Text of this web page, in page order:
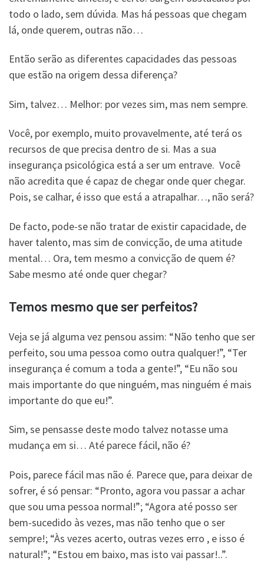
todo o lado, sem dúvida. Mas há pessoas que chegam
lá, onde querem, outras não…
Então serão as diferentes capacidades das pessoas
que estão na origem dessa diferença?
Sim, talvez… Melhor: por vezes sim, mas nem sempre.
Você, por exemplo, muito provavelmente, até terá os
recursos de que precisa dentro de si. Mas a sua
insegurança psicológica está a ser um entrave. Você
não acredita que é capaz de chegar onde quer chegar.
Pois, se calhar, é isso que está a atrapalhar…, não será?
De facto, pode-se não tratar de existir capacidade, de
haver talento, mas sim de convicção, de uma atitude
mental… Ora, tem mesmo a convicção de quem é?
Sabe mesmo até onde quer chegar?
Temos mesmo que ser perfeitos?
Veja se já alguma vez pensou assim: “Não tenho que ser
perfeito, sou uma pessoa como outra qualquer!”, “Ter
insegurança é comum a toda a gente!”, “Eu não sou
mais importante do que ninguém, mas ninguém é mais
importante do que eu!”.
Sim, se pensasse deste modo talvez notasse uma
mudança em si… Até parece fácil, não é?
Pois, parece fácil mas não é. Parece que, para deixar de
sofrer, é só pensar: “Pronto, agora vou passar a achar
que sou uma pessoa normal!”; “Agora até posso ser
bem-sucedido às vezes, mas não tenho que o ser
sempre!; “Às vezes acerto, outras vezes erro , e isso é
natural!”; “Estou em baixo, mas isto vai passar!..”.